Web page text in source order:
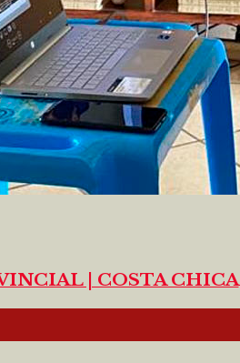
| COSTA CHICA